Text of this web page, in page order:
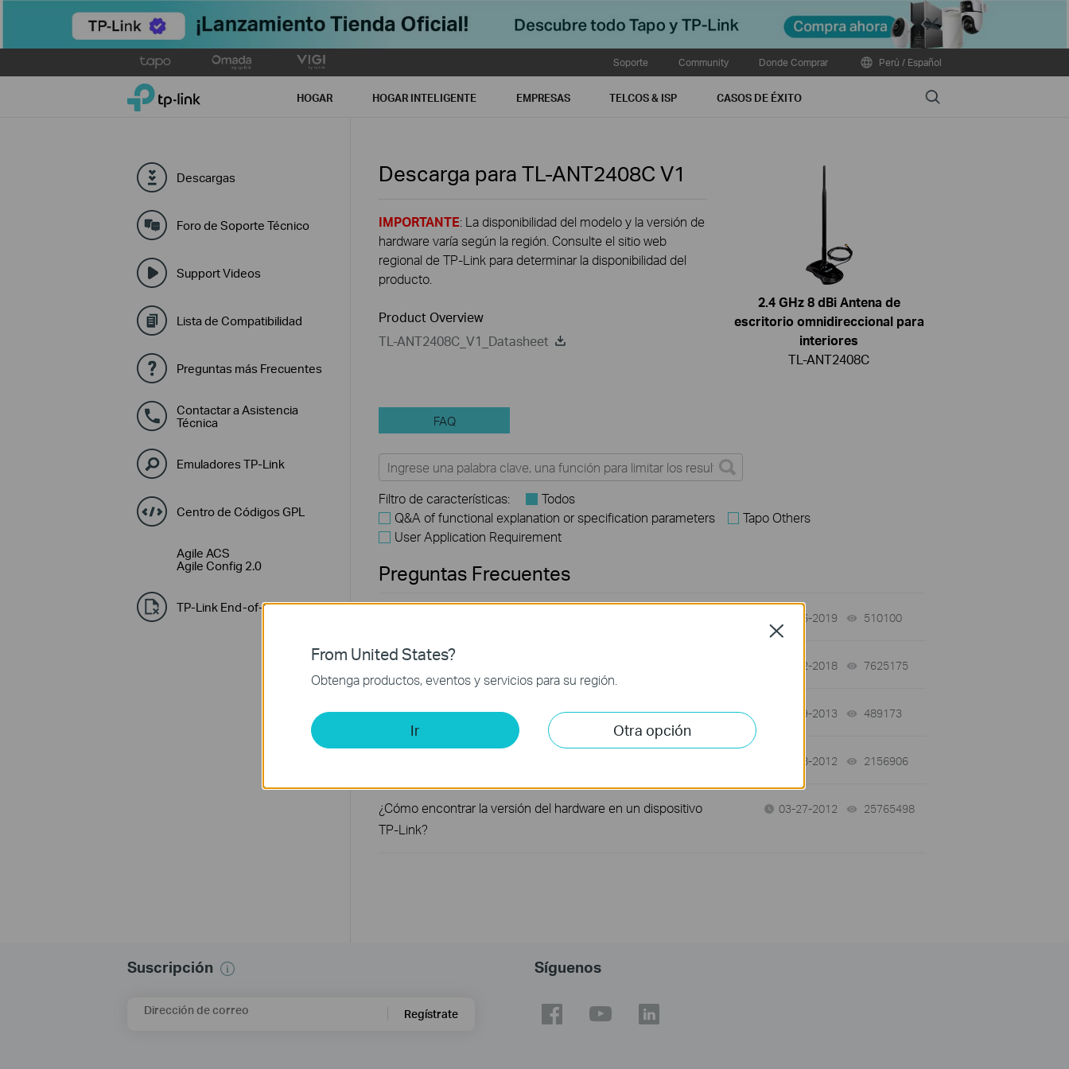
Close
to
Soporte Community Donde Comprar Perú / Español
TP-Link, Reliably Smart HOGAR HOGAR INTELIGENTE EMPRESAS TELCOS & ISP CASOS DE ÉXITO Search
Descargas
Foro de Soporte Técnico
Support Videos
Lista de Compatibilidad
Preguntas más Frecuentes
Contactar a Asistencia
Técnica
Emuladores TP-Link
Centro de Códigos GPL
Agile ACS
Agile Config 2.0
TP-Link End-of-Life Policy
Descarga para TL-ANT2408CV1
IMPORTANTE: La disponibilidad del modelo y la versión de
hardware varía según la región. Consulte el sitio web
regional de TP-Link para determinar la disponibilidad del
producto.
Product Overview
TL-ANT2408C_V1_Datasheet
2.4 GHz 8 dBi Antena de
escritorio omnidireccional para
interiores
TL-ANT2408C
FAQ
Filtro de características:
Todos
Q&A of functional explanation or specification parameters
Tapo Others
User Application Requirement
Preguntas Frecuentes
09-16-2019 510100
How to Find the Model Number of Your TP-Link Device 01-12-2018 7625175
How to Find the Serial Number (S/N) on Your TP-Link Device 03-19-2013 489173
12-28-2012 2156906
¿Cómo encontrar la versión del hardware en un dispositivo
TP-Link?
03-27-2012 25765498
Suscripción
Dirección de correo Regístrate
Síguenos
From United States?
Obtenga productos, eventos y servicios para su región.
Ir Otra opción
Close